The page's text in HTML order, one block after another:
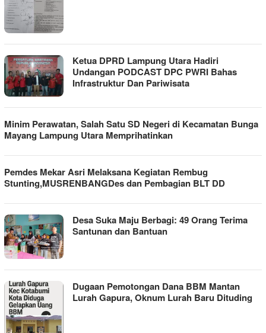
Ketua DPRD Lampung Utara Hadiri
Undangan PODCAST DPC PWRI Bahas
Infrastruktur Dan Pariwisata
Minim Perawatan, Salah Satu SD Negeri di Kecamatan Bunga
Mayang Lampung Utara Memprihatinkan
Pemdes Mekar Asri Melaksana Kegiatan Rembug
Stunting,MUSRENBANGDes dan Pembagian BLT DD
Desa Suka Maju Berbagi: 49 Orang Terima
Santunan dan Bantuan
Dugaan Pemotongan Dana BBM Mantan
Lurah Gapura, Oknum Lurah Baru Dituding